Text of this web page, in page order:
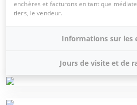
enchères et facturons en tant que
tiers, le vendeur.
Informations sur les
Jours de visite et de